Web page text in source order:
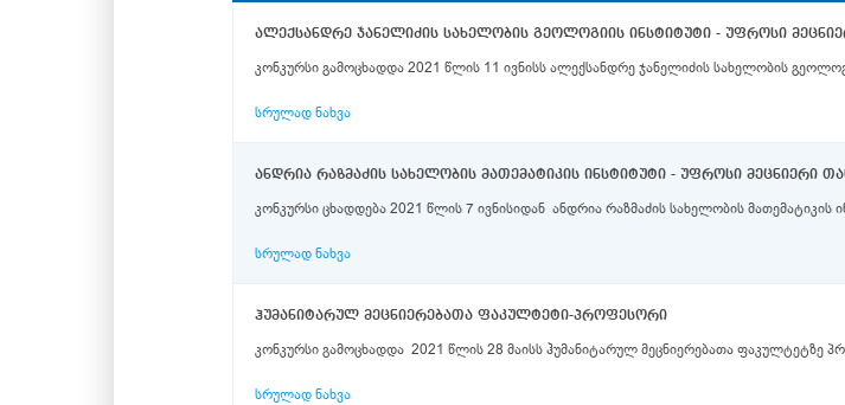
კონკურსი გამოცხადდა 2021 წლის 11 ივნისს ალექსანდრე ჯანელიძის სახელობის
სრულად ნახვა
ანდრია რაზმაძის სახელობის მათემატიკის ინსტიტუტი - უფროსი მეცნიერი
კონკურსი ცხადდება 2021 წლის 7 ივნისიდან ანდრია რაზმაძის სახელობის მათემატიკის
სრულად ნახვა
ჰუმანიტარულ მეცნიერებათა ფაკულტეტი-პროფესორი
კონკურსი გამოცხადდა 2021 წლის 28 მაისს ჰუმანიტარულ მეცნიერებათა ფაკულტეტზე
სრულად ნახვა